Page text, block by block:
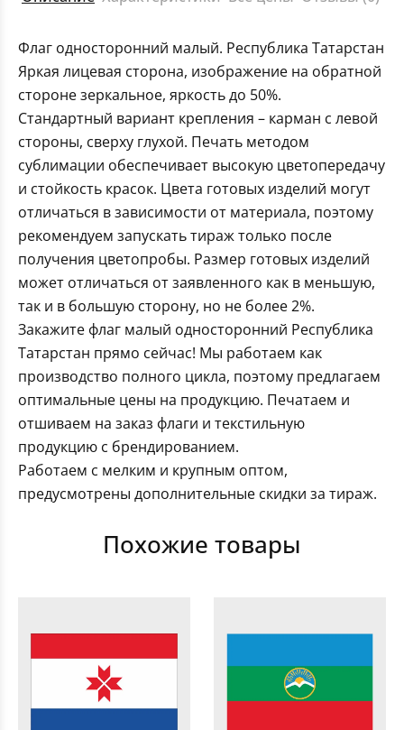
Флаг односторонний малый. Республика Татарстан
Яркая лицевая сторона, изображение на обратной
стороне зеркальное, яркость до 50%.
Стандартный вариант крепления – карман с левой
стороны, сверху глухой. Печать методом
сублимации обеспечивает высокую цветопередачу
и стойкость красок. Цвета готовых изделий могут
отличаться в зависимости от материала, поэтому
рекомендуем запускать тираж только после
получения цветопробы. Размер готовых изделий
может отличаться от заявленного как в меньшую,
так и в большую сторону, но не более 2%.
Закажите флаг малый односторонний Республика
Татарстан прямо сейчас! Мы работаем как
производство полного цикла, поэтому предлагаем
оптимальные цены на продукцию. Печатаем и
отшиваем на заказ флаги и текстильную
продукцию с брендированием.
Работаем с мелким и крупным оптом,
предусмотрены дополнительные скидки за тираж.
Похожие товары